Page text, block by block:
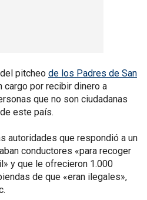
pitcheo de los Padres de San
cargo por recibir dinero a
que no son ciudadanas
este país.
autoridades que respondió a un
conductores «para recoger
y que le ofrecieron 1.000
de que «eran ilegales»,